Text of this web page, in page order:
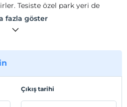
Tesiste özel park yeri de
ekran uydu TV, klima ve minibar
banyoda saç kurutma
seyredebilirsiniz.
oda servisi
tesis genelinde ücretsiz Wi-Fi
Tesiste özel park yeri de
fazla göster
Çıkış tarihi